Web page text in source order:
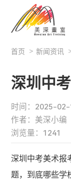
首页 > 新闻资讯
深圳中
时间：2025-
作者：美深小编
浏览量：1241
深圳中考美术报
题，到底哪些学